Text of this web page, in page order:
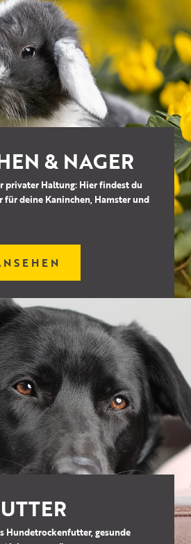
& NAGER
privater Haltung: Hier findest du
für deine Kaninchen, Hamster und
Hundetrockenfutter, gesunde